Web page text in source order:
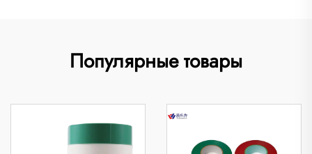
Популярные товары